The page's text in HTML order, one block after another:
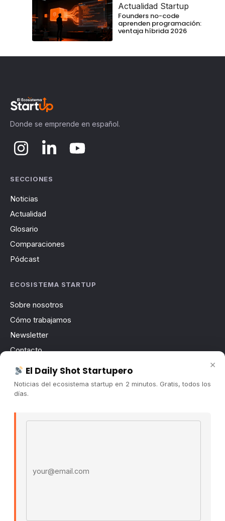
Actualidad Startup
Founders no-code
aprenden programación:
ventaja híbrida 2026
Donde se emprende en español.
SECCIONES
Noticias
Actualidad
Glosario
Comparaciones
Pódcast
ECOSISTEMA STARTUP
Sobre nosotros
Cómo trabajamos
Newsletter
Contacto
Publicidad
Convocatorias
×
El Daily Shot Startupero
Noticias del ecosistema startup en 2 minutos. Gratis, todos los
días.